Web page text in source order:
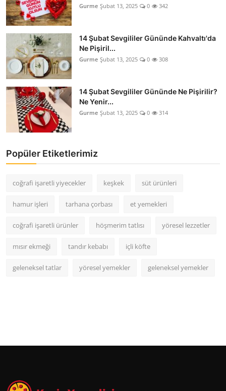
Gurme Şubat 13, 2025 0 342
14 Şubat Sevgililer Gününde Kahvaltı'da
Ne Pişiril...
Gurme Şubat 13, 2025 0 308
14 Şubat Sevgililer Gününde Ne Pişirilir?
Ne Yenir...
Gurme Şubat 13, 2025 0 314
Popüler Etiketlerimiz
coğrafi işaretli yiyecekler keşkek süt ürünleri
hamur işleri tarhana çorbası et yemekleri
coğrafi işaretli ürünler höşmerim tatlısı yöresel lezzetler
mısır ekmeği tandır kebabı içli köfte
geleneksel tatlar yöresel yemekler geleneksel yemekler